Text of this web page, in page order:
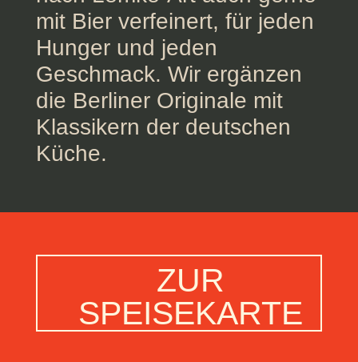
mit Bier verfeinert, für jeden
Hunger und jeden
Geschmack. Wir ergänzen
die Berliner Originale mit
Klassikern der deutschen
Küche.
ZUR
SPEISEKARTE